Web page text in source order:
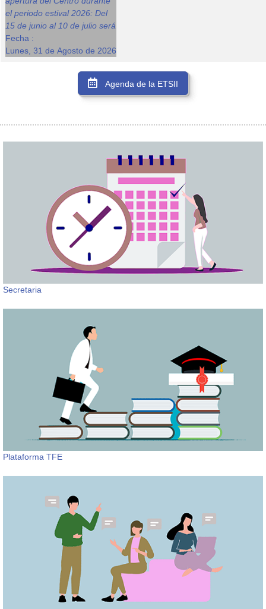
el periodo estival 2026: Del
15 de junio al 10 de julio será
Fecha :
Lunes, 31 de Agosto de 2026
Agenda de la ETSII
Secretaria
Plataforma TFE